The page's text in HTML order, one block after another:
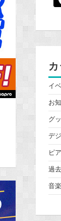
イ
お
グ
デ
ピ
過
音楽